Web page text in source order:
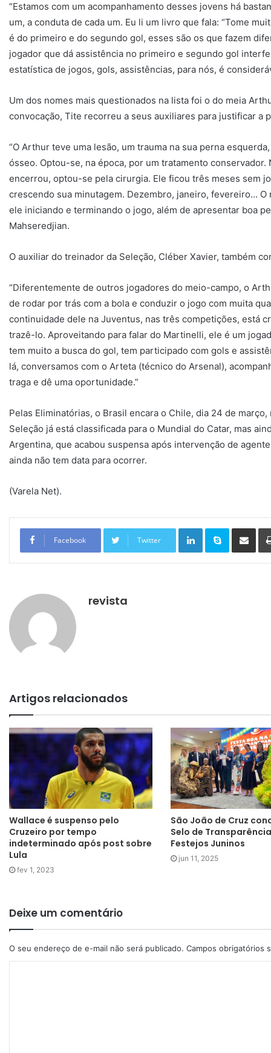
“Estamos com um acompanhamento desses jovens há
um, a conduta de cada um. Eu li um livro que fala: “Tome
é do primeiro e do segundo gol, esses são os que fazem
jogador que dá assistência no primeiro e segundo gol
estatística de jogos, gols, assistências, para nós, é
Um dos nomes mais questionados na lista foi o do meia
convocação, Tite recorreu a seus auxiliares para justificar a
“O Arthur teve uma lesão, um trauma na sua perna
ósseo. Optou-se, na época, por um tratamento conservador.
encerrou, optou-se pela cirurgia. Ele ficou três meses sem
crescendo sua minutagem. Dezembro, janeiro, fevereiro…
ele iniciando e terminando o jogo, além de apresentar boa
Mahseredjian.
O auxiliar do treinador da Seleção, Cléber Xavier, também
“Diferentemente de outros jogadores do meio-campo, o
de rodar por trás com a bola e conduzir o jogo com muita
continuidade dele na Juventus, nas três competições, está
trazê-lo. Aproveitando para falar do Martinelli, ele é um
tem muito a busca do gol, tem participado com gols e
lá, conversamos com o Arteta (técnico do Arsenal),
traga e dê uma oportunidade.”
Pelas Eliminatórias, o Brasil encara o Chile, dia 24 de
Seleção já está classificada para o Mundial do Catar, mas
Argentina, que acabou suspensa após intervenção de
ainda não tem data para ocorrer.
(Varela Net).
Facebook Twitter
Linkedin Skype
revista
Artigos relacionados
Wallace é suspenso pelo
Cruzeiro por tempo
indeterminado após post sobre
Lula
fev 1, 2023
São João de Cruz
Selo de
Festejos Juninos
jun 11, 2025
Deixe um comentário
O seu endereço de e-mail não será publicado. Campos obrigatórios